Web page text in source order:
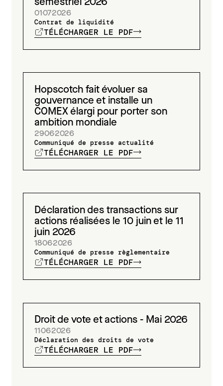
01072026
Contrat de liquidité
TÉLÉCHARGER LE PDF
Hopscotch fait évoluer sa
gouvernance et installe un
COMEX élargi pour porter son
ambition mondiale
29062026
Communiqué de presse actualité
TÉLÉCHARGER LE PDF
Déclaration des transactions sur
actions réalisées le 10 juin et le 11
juin 2026
18062026
Communiqué de presse règlementaire
TÉLÉCHARGER LE PDF
Droit de vote et actions - Mai 2026
11062026
Déclaration des droits de vote
TÉLÉCHARGER LE PDF